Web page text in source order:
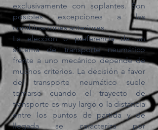
exclusivamente con soplantes. Son
posibles excepciones a las
combinaciones anteriores.
La elección o preferencia de un
sistema de transporte neumático
frente a uno mecánico depende de
muchos criterios. La decisión a favor
del transporte neumático suele
tomarse cuando el trayecto de
transporte es muy largo o la distancia
entre los puntos de partida y de
llegada se caracteriza por